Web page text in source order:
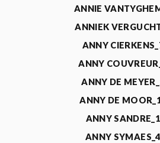
ANNIE
ANNIEK
ANNY
ANNY
ANNY DE
ANNY DE
ANNY
ANNY